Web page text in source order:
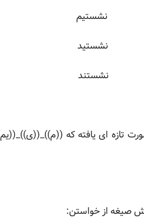
نشستیم
نشستید
نشستند
تازه ای یافته که
صیغه از خواستن: